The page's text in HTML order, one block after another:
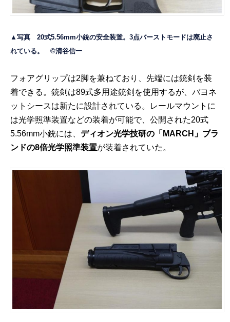
▲写真 20式5.56mm小銃の安全装置。3点バーストモードは廃止さ
れている。 ©清谷信一
フォアグリップは2脚を兼ねており、先端には銃剣を装
着できる。銃剣は89式多用途銃剣を使用するが、バヨネ
ットシースは新たに設計されている。レールマウントに
は光学照準装置などの装着が可能で、公開された20式
5.56mm小銃には、ディオン光学技研の「MARCH」ブラ
ンドの8倍光学照準装置が装着されていた。